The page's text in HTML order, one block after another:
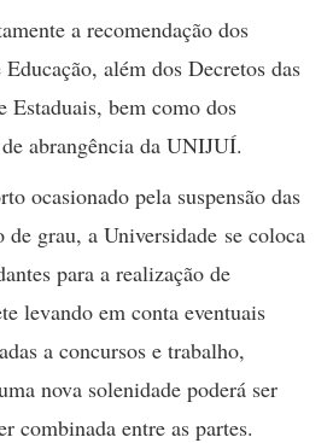
a recomendação dos
além dos Decretos das
Estaduais, bem como dos
abrangência da UNIJUÍ.
ocasionado pela suspensão das
de grau, a Universidade se coloca
para a realização de
levando em conta eventuais
a concursos e trabalho,
nova solenidade poderá ser
combinada entre as partes.